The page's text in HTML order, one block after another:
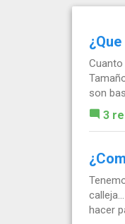
son
3
hacer